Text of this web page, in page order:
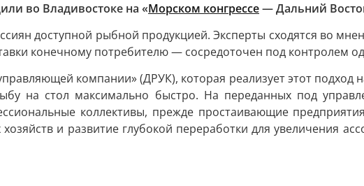
во Владивостоке на «Морском конгрессе— Дальний
доступной рыбной продукцией. Эксперты сходятся во
конечному потребителю — сосредоточен под контролем
компании» (ДРУК), которая реализует этот подход
на стол максимально быстро. На переданных под
коллективы, прежде простаивающие
и развитие глубокой переработки для увеличения